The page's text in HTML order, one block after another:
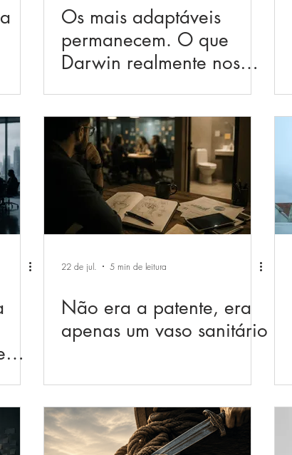
Os mais adaptáveis
permanecem. O que
Darwin realmente nos
22 de jul. 5 min de leitura
Não era a patente, era
apenas um vaso sanitário